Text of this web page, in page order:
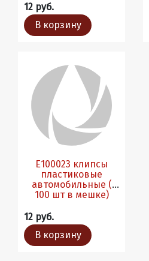
12 руб.
В корзину
Е100023 клипсы
пластиковые
автомобильные (
100 шт в мешке)
12 руб.
В корзину